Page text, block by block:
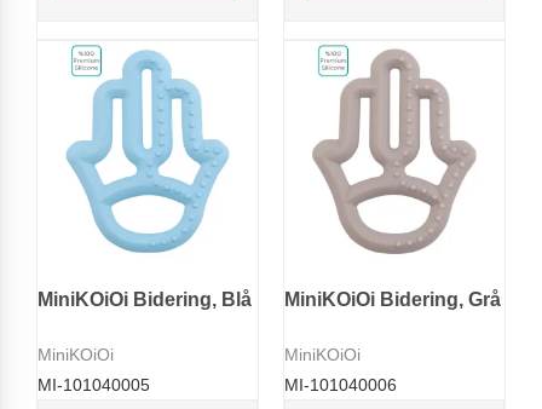
MiniKOiOi Bidering, Blå
MiniKOiOi
MI-101040005
MiniKOiOi Bidering, Grå
MiniKOiOi
MI-101040006